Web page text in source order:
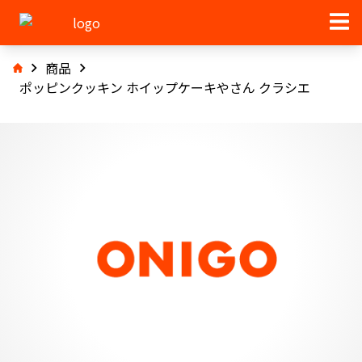
商品
ポッピンクッキン ホイップケーキやさん クラシエ